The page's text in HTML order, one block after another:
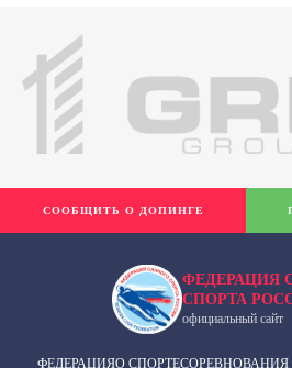
ФЕДЕРАЦИЯ
СПОРТА
официальный сайт
ФЕДЕРАЦИЯО СПОРТЕСОРЕВНОВАНИЯ
СООБЩИТЬ О ДОПИНГЕ